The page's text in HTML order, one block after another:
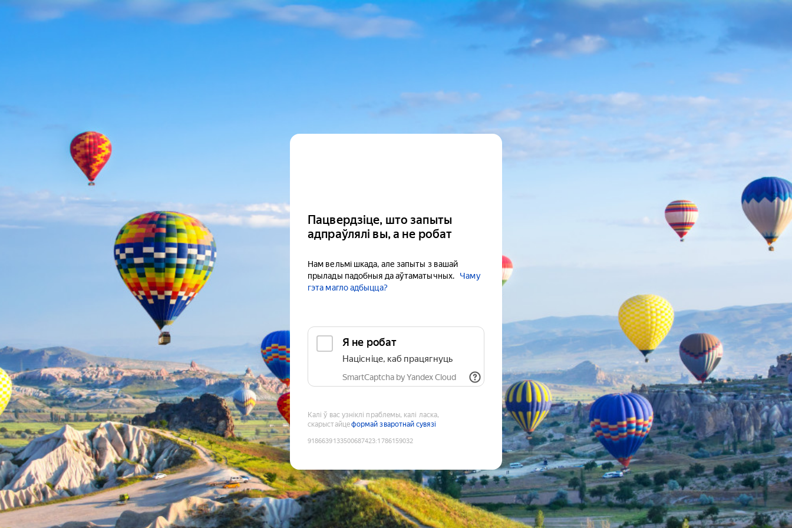
Пацвердзіце, што запыты
адпраўлялі вы, а не робат
Нам вельмі шкада, але запыты з вашай
прылады падобныя да аўтаматычных.
Чаму
гэта магло адбыцца?
Я не робат
Націсніце, каб працягнуць
SmartCaptcha by Yandex Cloud
Калі ў вас узніклі праблемы, калі ласка,
скарыстайцеформай зваротнай сувязі
9186639133500687423:1786159032